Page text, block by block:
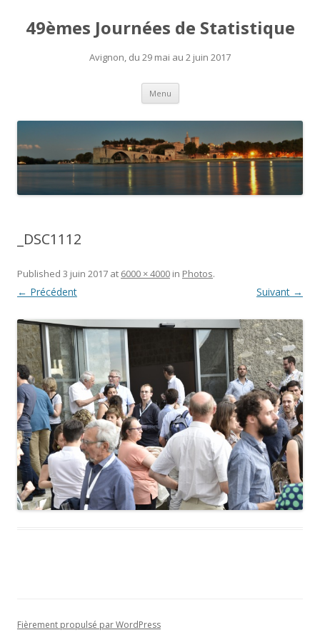
49èmes Journées de Statistique
Avignon, du 29 mai au 2 juin 2017
Menu Aller
contenu
_DSC1112
Published 3 juin 2017 at 6000 × 4000 in Photos.
← Précédent Suivant →
Fièrement propulsé par WordPress